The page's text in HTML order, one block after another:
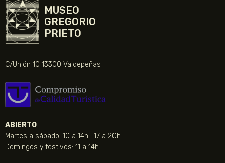
MUSEO
GREGORIO
PRIETO
C/Unión 10 13300 Valdepeñas
ABIERTO
Martes a sábado: 10 a 14h | 17 a 20h
Domingos y festivos: 11 a 14h